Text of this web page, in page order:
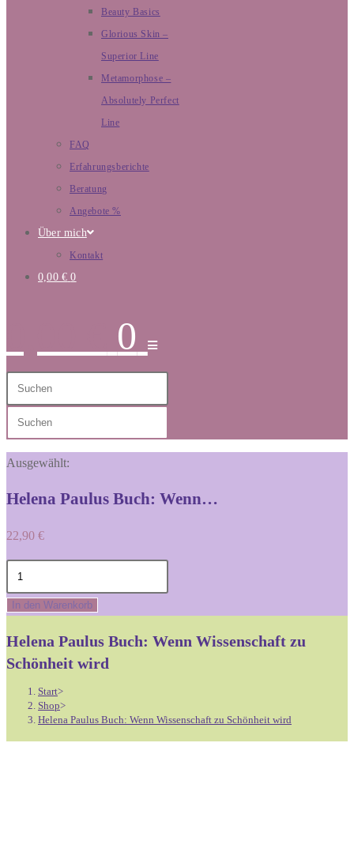
Beauty Basics
Glorious Skin –
Superior Line
Metamorphose –
Absolutely Perfect
Line
FAQ
Erfahrungsberichte
Beratung
Angebote %
Über mich
Kontakt
0,00 € 0
0
Diese
Website
durchsuchen
Escape
search
Escape
the
Ausgewählt:
Helena Paulus Buch: Wenn…
22,90 €
Helena
Paulus
Buch:
Wenn
Wissenschaft
Schönheit
wird
In den Warenkorb
Helena Paulus Buch: Wenn Wissenschaft zu
Schönheit wird
Start>
Shop>
Helena Paulus Buch: Wenn Wissenschaft zu Schönheit wird